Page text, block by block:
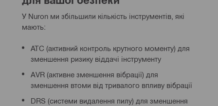
У Nuron ми збільшили кількість інструментів, які
мають:
ATC (активний контроль крутного моменту) для
зменшення ризику віддачі інструменту
AVR (активне зменшення вібрації) для
зменшення втоми від тривалого впливу вібрації
DRS (системи видалення пилу) для зменшення